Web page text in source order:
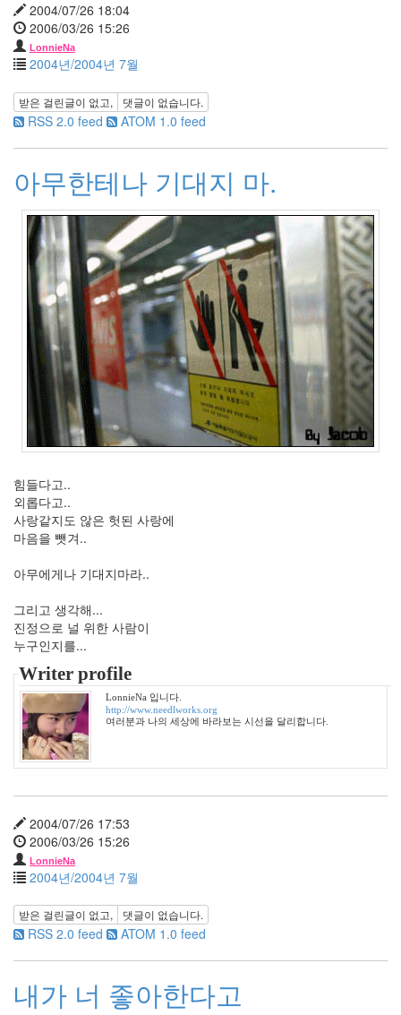
2004/07/26 18:04
2006/03/26 15:26
LonnieNa
2004년/2004년 7월
받은 걸린글이 없고, 댓글이 없습니다.
RSS 2.0 feed ATOM 1.0 feed
아무한테나 기대지 마.
힘들다고..
외롭다고..
사랑같지도 않은 헛된 사랑에
마음을 뺏겨..
아무에게나 기대지마라..
그리고 생각해...
진정으로 널 위한 사람이
누구인지를...
Writer profile
LonnieNa 입니다.
http://www.needlworks.org
여러분과 나의 세상에 바라보는 시선을 달리합니다.
2004/07/26 17:53
2006/03/26 15:26
LonnieNa
2004년/2004년 7월
받은 걸린글이 없고, 댓글이 없습니다.
RSS 2.0 feed ATOM 1.0 feed
내가 너 좋아한다고
1
월
3
2012
년
2
월
년
3
월
2012
년
월
2012
년
2012
년
월
0
2012
년
월
2012
년
8
0
2012
년
9
월
0
1
2020
년
2
년
8
낌
88
원